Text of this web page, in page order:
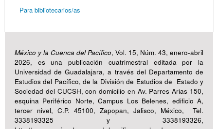
Para bibliotecarios/as
México y la Cuenca del Pacífico, Vol. 15, Núm. 43, enero-abril
2026, es una publicación cuatrimestral editada por la
Universidad de Guadalajara, a través del Departamento de
Estudios del Pacífico, de la División de Estudios de Estado y
Sociedad del CUCSH, con domicilio en Av. Parres Arias 150,
esquina Periférico Norte, Campus Los Belenes, edificio A,
tercer nivel, C.P. 45100, Zapopan, Jalisco, México, Tel.
3338193325 y 3338193326,